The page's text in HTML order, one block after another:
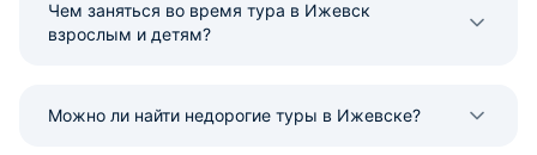
правда мы ею не пользовались, т.
к. не было необходимости. Зона
посуда, стаканы и пр.. Всё очень
Чем заняться во время тура в Ижевск
взрослым и детям?
Можно ли найти недорогие туры в Ижевске?